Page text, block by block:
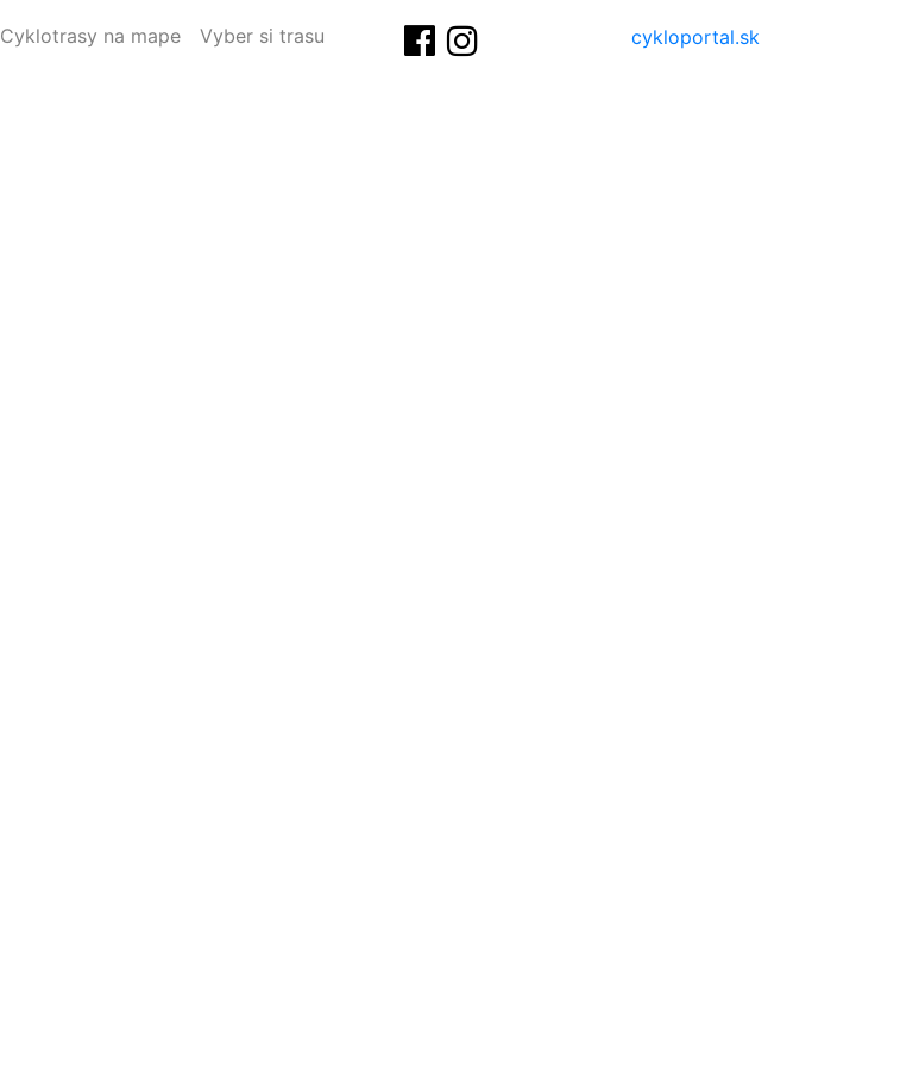
Cyklotrasy na mape Vyber si trasu cykloportal.sk